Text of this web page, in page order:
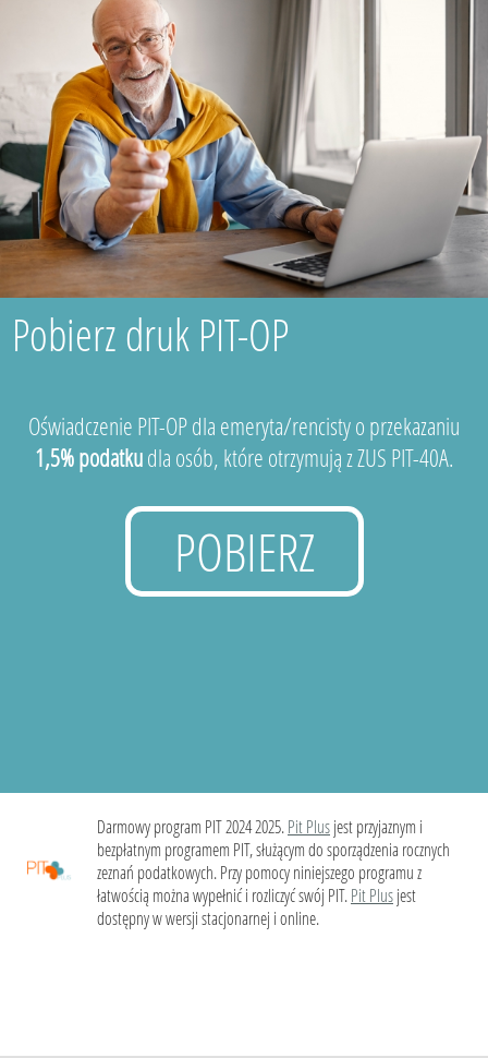
Pobierz druk PIT-OP
Oświadczenie PIT-OP dla emeryta/rencisty o przekazaniu
1,5% podatkudla osób, które otrzymują z ZUS PIT-40A.
POBIERZ
Darmowy program PIT 2024 2025.Pit Plusjest przyjaznym i
bezpłatnym programem PIT, służącym do sporządzenia rocznych
zeznań podatkowych. Przy pomocy niniejszego programu z
łatwością można wypełnić i rozliczyć swój PIT.Pit Plusjest
dostępny w wersji stacjonarnej i online.